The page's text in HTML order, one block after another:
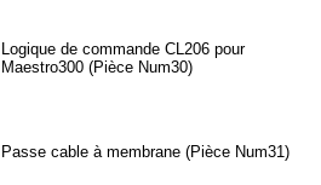
Logique de commande CL206 pour
Maestro300 (Pièce Num30)
Passe cable à membrane (Pièce Num31)